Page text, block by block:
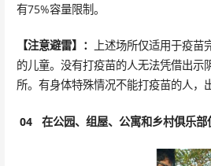
有75%容量限制。
【注意避雷】：
上述场所仅适用于疫
的儿童。没有打疫苗的人无法凭借出示
所。有身体特殊情况不能打疫苗的人，
04 在公园、组屋、公寓和乡村俱乐